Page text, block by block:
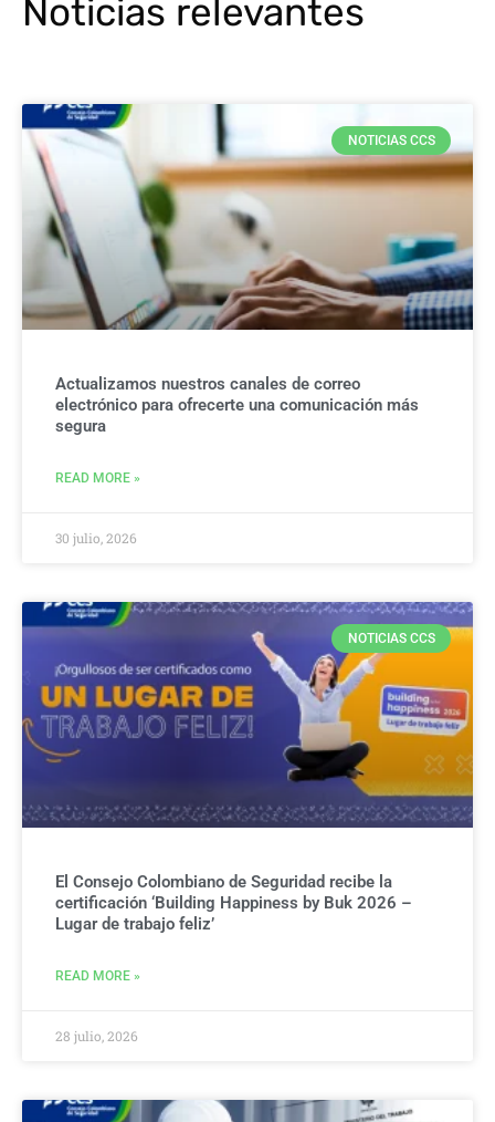
Noticias relevantes
NOTICIAS CCS
Actualizamos nuestros canales de correo
electrónico para ofrecerte una comunicación más
segura
READ MORE »
30 julio, 2026
NOTICIAS CCS
El Consejo Colombiano de Seguridad recibe la
certificación ‘Building Happiness by Buk 2026 –
Lugar de trabajo feliz’
READ MORE »
28 julio, 2026